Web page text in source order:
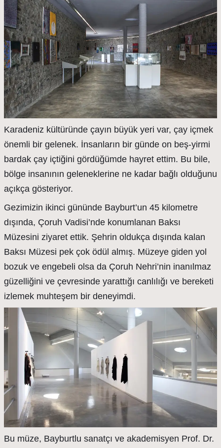
Karadeniz kültüründe çayın büyük yeri var, çay içmek
önemli bir gelenek. İnsanların bir günde on beş-yirmi
bardak çay içtiğini gördüğümde hayret ettim. Bu bile,
bölge insanının geleneklerine ne kadar bağlı olduğunu
açıkça gösteriyor.
Gezimizin ikinci gününde Bayburt’un 45 kilometre
dışında, Çoruh Vadisi’nde konumlanan Baksı
Müzesini ziyaret ettik. Şehrin oldukça dışında kalan
Baksı Müzesi pek çok ödül almış. Müzeye giden yol
bozuk ve engebeli olsa da Çoruh Nehri’nin inanılmaz
güzelliğini ve çevresinde yarattığı canlılığı ve bereketi
izlemek muhteşem bir deneyimdi.
Bu müze, Bayburtlu sanatçı ve akademisyen Prof. Dr.